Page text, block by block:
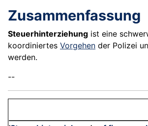
Zusammenfassung
Steuerhinterziehung ist eine
koordiniertes Vorgehen der Polizei
werden.
--